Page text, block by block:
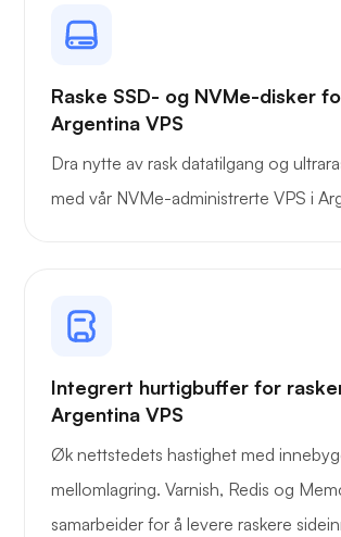
Raske SSD- og NVMe-disker
Argentina VPS
Dra nytte av rask datatilgang og
med vår NVMe-administrerte VPS i
Integrert hurtigbuffer for
Argentina VPS
Øk nettstedets hastighet med
mellomlagring. Varnish, Redis og
samarbeider for å levere raskere